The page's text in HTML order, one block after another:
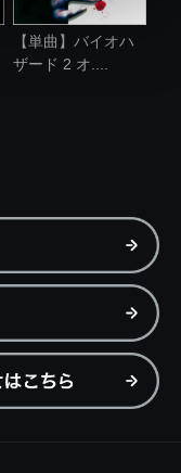
【単曲】バイオハ
ザード 2 オ....